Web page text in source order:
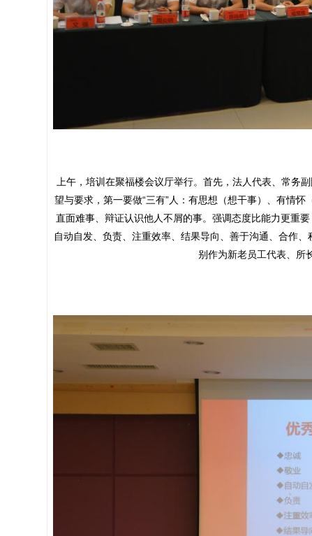
上午，培训在聚福楼会议厅举行。首先，法人代表、常务
望与要求，第一要做“三有”人：有思想（想干事）、有情
直面难事、辩证认识他人不屑的事。强调态度比能力更重
自动自发、负责、注重效率、结果导向、善于沟通、合作
别作为新老员工代表、所